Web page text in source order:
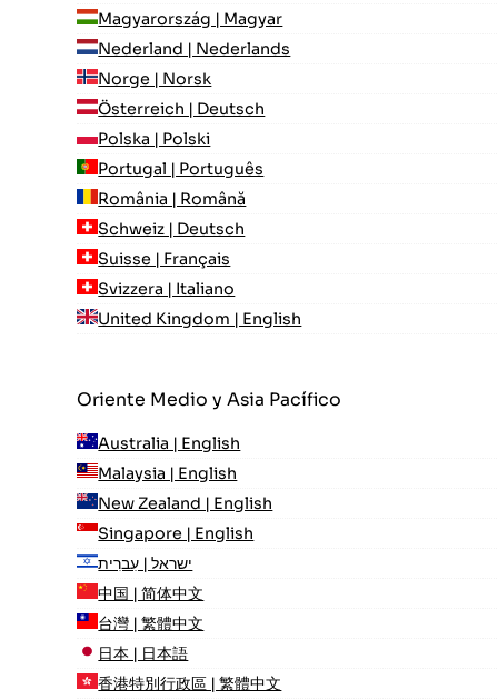
Magyarország | Magyar
Nederland | Nederlands
Norge | Norsk
Österreich | Deutsch
Polska | Polski
Portugal | Português
România | Română
Schweiz | Deutsch
Suisse | Français
Svizzera | Italiano
United Kingdom | English
Oriente Medio y Asia Pacífico
Australia | English
Malaysia | English
New Zealand | English
Singapore | English
ישראל | עִברִית
中国 | 简体中文
台灣 | 繁體中文
日本 | 日本語
香港特別行政區 | 繁體中文